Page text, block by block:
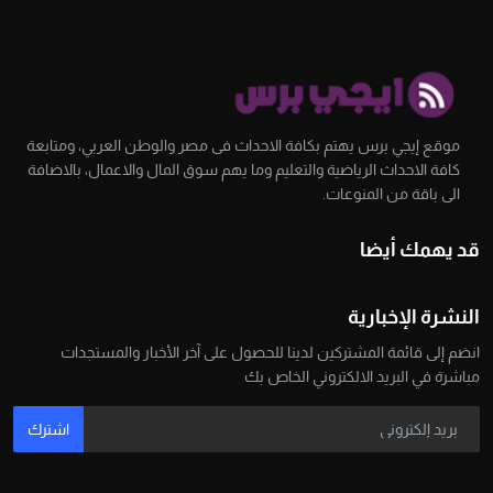
موقع إيجي برس يهتم بكافة الاحداث فى مصر والوطن العربي، ومتابعة
كافة الاحداث الرياضية والتعليم وما يهم سوق المال والاعمال، بالاضافة
الى باقة من المنوعات.
قد يهمك أيضا
النشرة الإخبارية
انضم إلى قائمة المشتركين لدينا للحصول على آخر الأخبار والمستجدات
مباشرة في البريد الالكتروني الخاص بك
اشترك